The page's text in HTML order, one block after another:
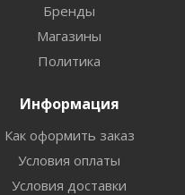
Бренды
Магазины
Политика
Информация
Как оформить заказ
Условия оплаты
Условия доставки